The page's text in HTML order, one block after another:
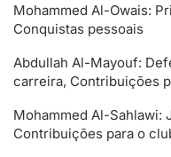
Mohammed Al-Owais:
Conquistas pessoais
Abdullah Al-Mayouf:
carreira, Contribuições
Mohammed Al-Sahlawi:
Contribuições para o